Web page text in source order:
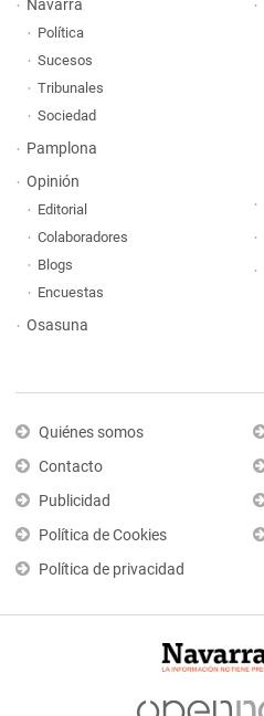
Navarra
Política
Sucesos
Tribunales
Sociedad
Pamplona
Opinión
Editorial
Colaboradores
Blogs
Encuestas
Osasuna
Quiénes somos
Contacto
Publicidad
Política de Cookies
Política de privacidad